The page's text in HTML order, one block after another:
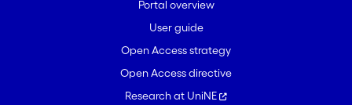
Portal overview
User guide
Open Access strategy
Open Access directive
Research at UniNE